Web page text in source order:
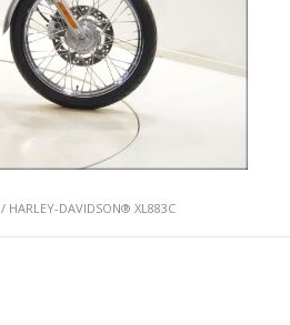
/ HARLEY-DAVIDSON® XL883C